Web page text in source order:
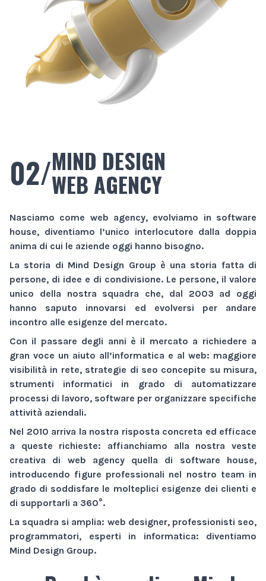
02/MIND DESIGN
WEB AGENCY
Nasciamo come web agency, evolviamo in software
house, diventiamo l’unico interlocutore dalla doppia
anima di cui le aziende oggi hanno bisogno.
La storia di Mind Design Group è una storia fatta di
persone, di idee e di condivisione. Le persone, il valore
unico della nostra squadra che, dal 2003 ad oggi
hanno saputo innovarsi ed evolversi per andare
incontro alle esigenze del mercato.
Con il passare degli anni è il mercato a richiedere a
gran voce un aiuto all’informatica e al web: maggiore
visibilità in rete, strategie di seo concepite su misura,
strumenti informatici in grado di automatizzare
processi di lavoro, software per organizzare specifiche
attività aziendali.
Nel 2010 arriva la nostra risposta concreta ed efficace
a queste richieste: affianchiamo alla nostra veste
creativa di web agencyquella di software house,
introducendo figure professionali nel nostro team in
grado di soddisfare le molteplici esigenze dei clienti e
di supportarli a 360°.
La squadra si amplia: web designer, professionisti seo,
programmatori, esperti in informatica: diventiamo
Mind Design Group.